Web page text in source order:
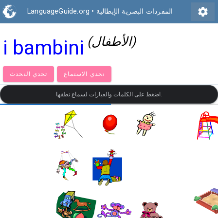
LanguageGuide.org • المفردات البصرية الإيطالية settings
i bambini (الأطفال)
تحدي التحدث تحدي الاستماع
اضغط على الكلمات والعبارات لسماع نطقها.